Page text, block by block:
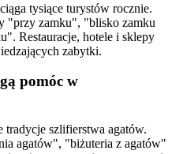
tysiące turystów rocznie.
"przy zamku", "blisko zamku
Restauracje, hotele i sklepy
zabytki.
pomóc w
szlifierstwa agatów.
agatów", "biżuteria z agatów"